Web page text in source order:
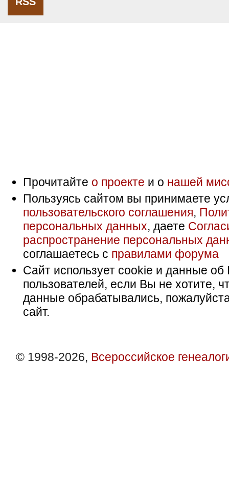
Прочитайте о проекте и о нашей
Пользуясь сайтом вы принимаете
пользовательского соглашения,
персональных данных, даете
распространение персональных
соглашаетесь с правилами форума
Сайт использует cookie и данные об
пользователей, если Вы не хотите,
данные обрабатывались,
сайт.
© 1998-2026, Всероссийское